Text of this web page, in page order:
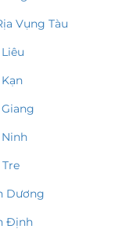
Vụng Tàu
Dương
Định